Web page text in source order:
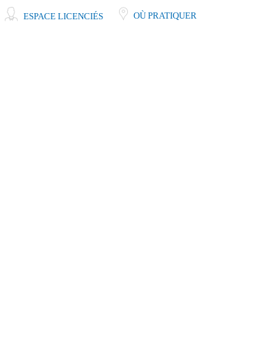
ESPACE LICENCIÉS OÙ PRATIQUER